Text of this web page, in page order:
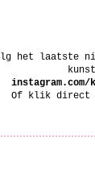
het laatste
Of klik direct